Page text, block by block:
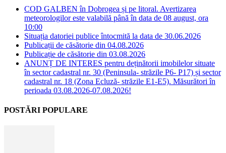
COD GALBEN în Dobrogea și pe litoral. Avertizarea
meteorologilor este valabilă până în data de 08 august, ora
10:00
Situația datoriei publice întocmită la data de 30.06.2026
Publicații de căsătorie din 04.08.2026
Publicație de căsătorie din 03.08.2026
ANUNȚ DE INTERES pentru deținătorii imobilelor situate
în sector cadastral nr. 30 (Peninsula- străzile P6- P17) și sector
cadastral nr. 18 (Zona Ecluză- străzile E1-E5). Măsurători în
perioada 03.08.2026-07.08.2026!
POSTĂRI POPULARE